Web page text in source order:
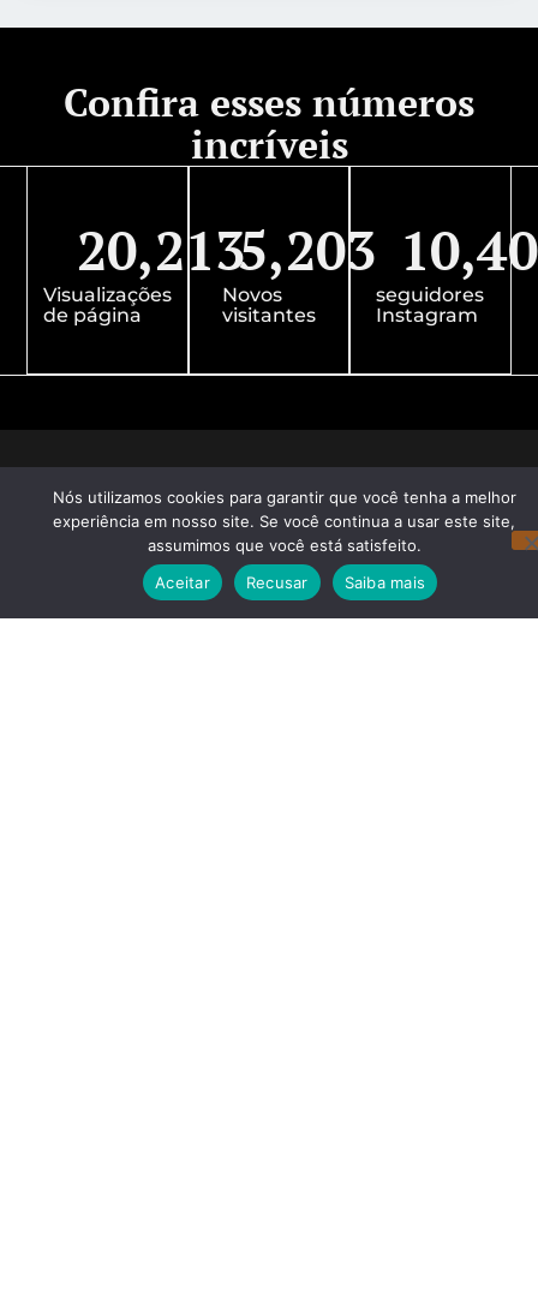
Confira esses números
incríveis
Visualizações
de página
20,213
Novos
visitantes
5,203
seguidores
Instagram
Nós utilizamos cookies para garantir que você tenha a melhor
experiência em nosso site. Se você continua a usar este site,
assumimos que você está satisfeito.
Aceitar
Recusar Saiba mais